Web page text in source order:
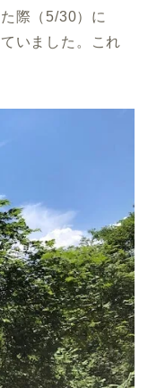
際（5/30）に
いました。これ